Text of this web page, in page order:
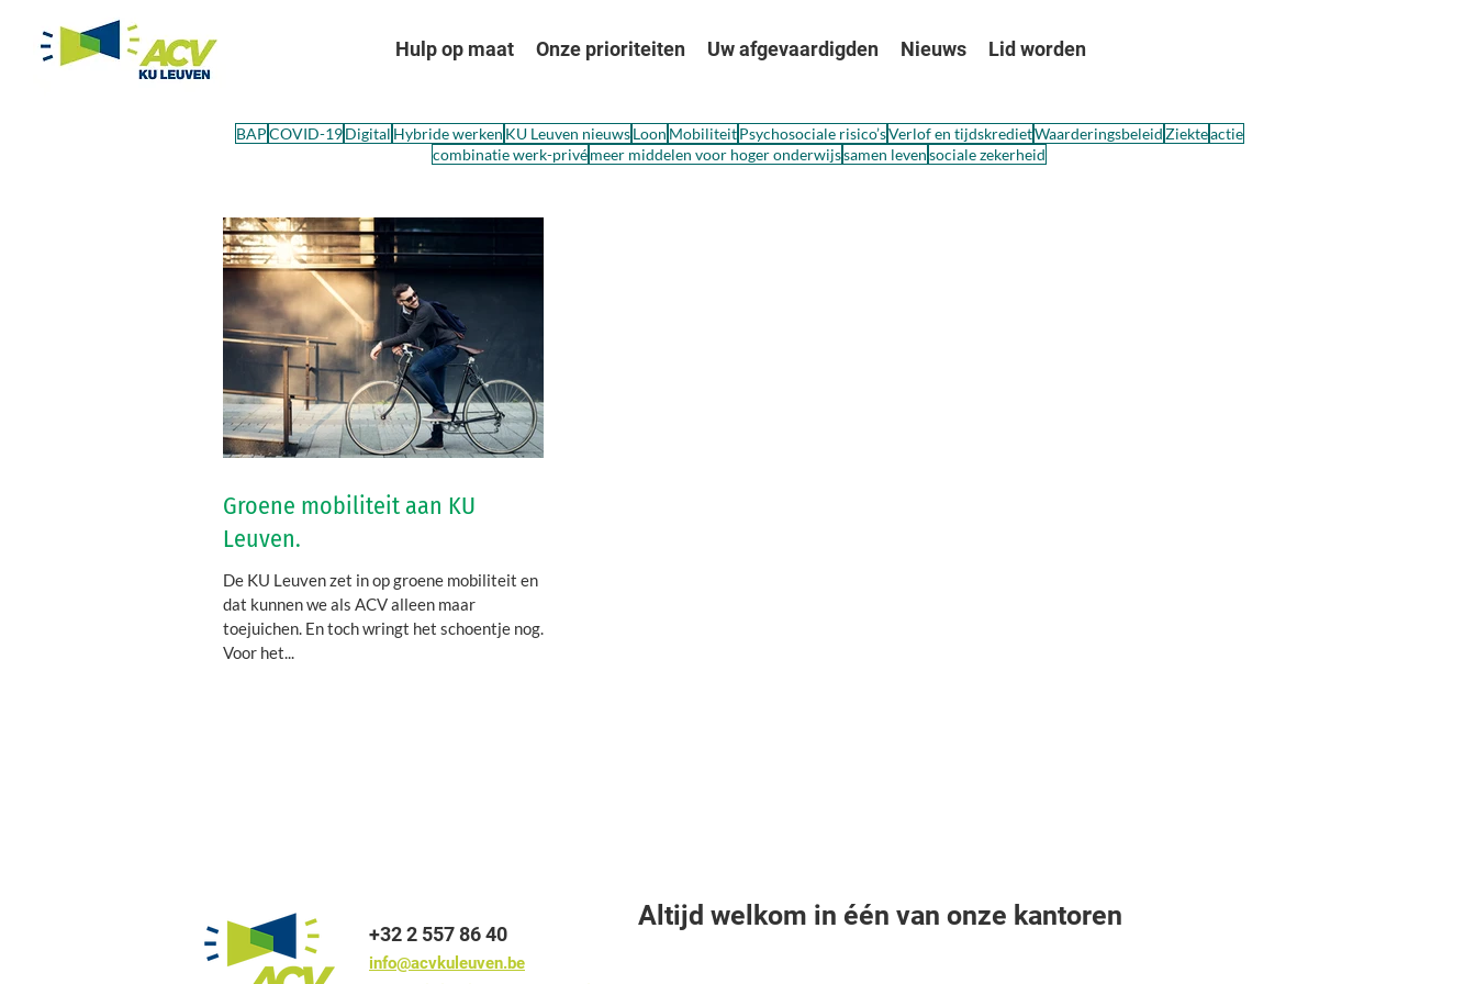
Hulp op maat Onze prioriteiten Uw afgevaardigden Nieuws Lid worden
BAPCOVID-19 Digital Hybride werken KU Leuven nieuws Loon Mobiliteit Psychosociale risico’sVerlof en tijdskredietWaarderingsbeleidZiekteactie
combinatie werk-privémeer middelen voor hoger onderwijssamen levensociale zekerheid
Groene mobiliteit aan KU
Leuven.
De KU Leuven zet in op groene mobiliteit en
dat kunnen we als ACV alleen maar
toejuichen. En toch wringt het schoentje nog.
Voor het...
+32 2 557 86 40
info@acvkuleuven.be
Altijd welkom in één van onze kantoren